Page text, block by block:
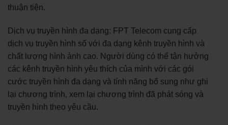
thuận tiện.
Dịch vụ truyền hình đa dạng: FPT Telecom cung cấp
dịch vụ truyền hình số với đa dạng kênh truyền hình và
chất lượng hình ảnh cao. Người dùng có thể tận hưởng
các kênh truyền hình yêu thích của mình với các gói
cước truyền hình đa dạng và tính năng bổ sung như ghi
lại chương trình, xem lại chương trình đã phát sóng và
truyền hình theo yêu cầu.